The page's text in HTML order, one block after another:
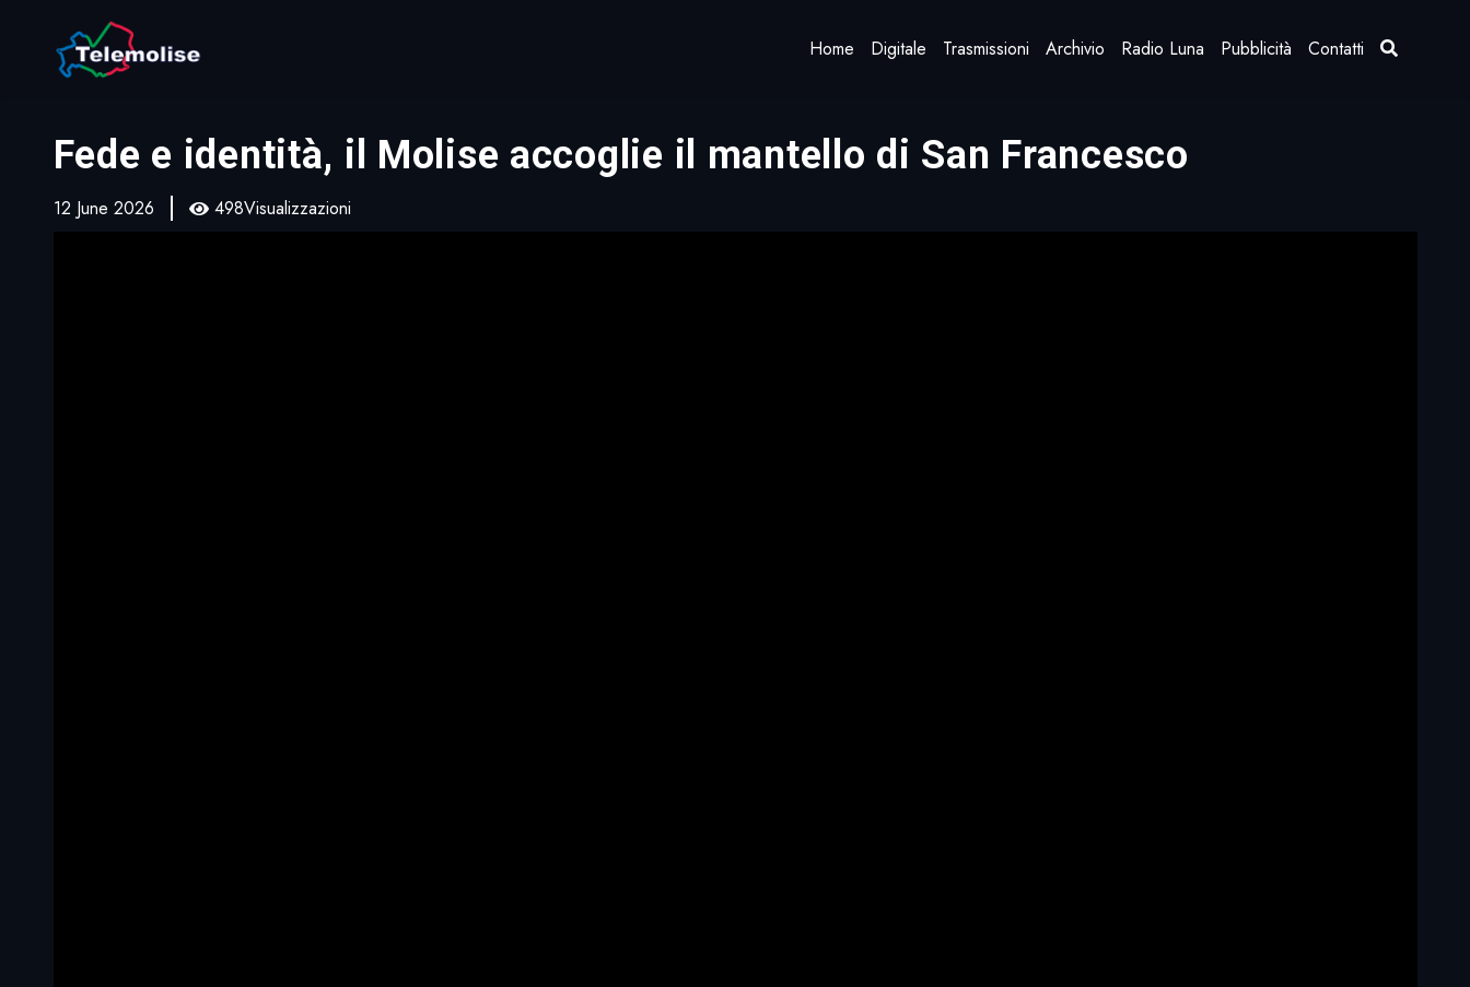
Home Digitale Trasmissioni Archivio Radio Luna Pubblicità Contatti
Fede e identità, il Molise accoglie il mantello di San Francesco
12 June 2026 498Visualizzazioni